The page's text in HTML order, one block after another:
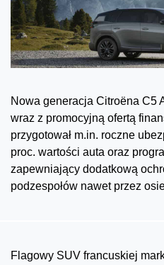
Nowa generacja Citroëna C5
wraz z promocyjną ofertą
przygotował m.in. roczne
proc. wartości auta oraz
zapewniający dodatkową
podzespołów nawet przez
Flagowy SUV francuskiej